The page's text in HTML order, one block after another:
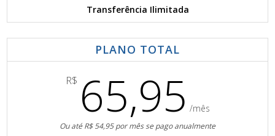
Transferência Ilimitada
PLANO TOTAL
R$ 65,95 /mês
Ou até R$ 54,95 por mês se pago anualmente